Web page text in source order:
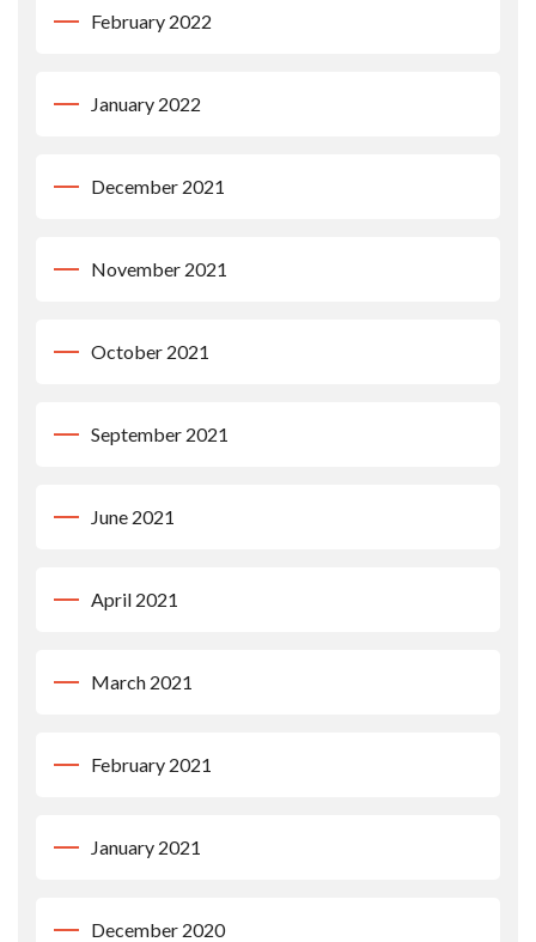
February 2022
January 2022
December 2021
November 2021
October 2021
September 2021
June 2021
April 2021
March 2021
February 2021
January 2021
December 2020